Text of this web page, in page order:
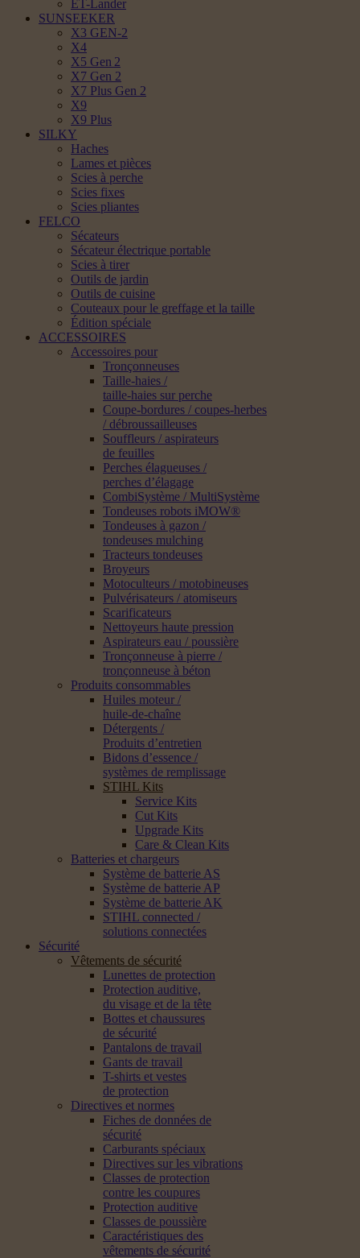
ET-Lander
SUNSEEKER
X3 GEN-2
X4
X5 Gen 2
X7 Gen 2
X7 Plus Gen 2
X9
X9 Plus
SILKY
Haches
Lames et pièces
Scies à perche
Scies fixes
Scies pliantes
FELCO
Sécateurs
Sécateur électrique portable
Scies à tirer
Outils de jardin
Outils de cuisine
Couteaux pour le greffage et la taille
Édition spéciale
ACCESSOIRES
Accessoires pour
Tronçonneuses
Taille-haies /
taille-haies sur perche
Coupe-bordures / coupes-herbes
/ débroussailleuses
Souffleurs / aspirateurs
de feuilles
Perches élagueuses /
perches d’élagage
CombiSystème / MultiSystème
Tondeuses robots iMOW®
Tondeuses à gazon /
tondeuses mulching
Tracteurs tondeuses
Broyeurs
Motoculteurs / motobineuses
Pulvérisateurs / atomiseurs
Scarificateurs
Nettoyeurs haute pression
Aspirateurs eau / poussière
Tronçonneuse à pierre /
tronçonneuse à béton
Produits consommables
Huiles moteur /
huile-de-chaîne
Détergents /
Produits d’entretien
Bidons d’essence /
systèmes de remplissage
STIHL Kits
Service Kits
Cut Kits
Upgrade Kits
Care & Clean Kits
Batteries et chargeurs
Système de batterie AS
Système de batterie AP
Système de batterie AK
STIHL connected /
solutions connectées
Sécurité
Vêtements de sécurité
Lunettes de protection
Protection auditive,
du visage et de la tête
Bottes et chaussures
de sécurité
Pantalons de travail
Gants de travail
T-shirts et vestes
de protection
Directives et normes
Fiches de données de
sécurité
Carburants spéciaux
Directives sur les vibrations
Classes de protection
contre les coupures
Protection auditive
Classes de poussière
Caractéristiques des
vêtements de sécurité